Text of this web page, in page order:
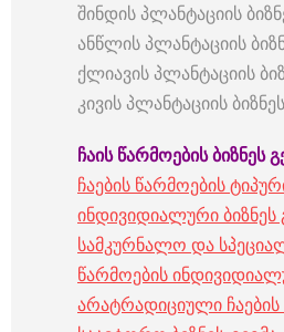
შინდის პლანტაციის
ანწლის პლანტაციის
ქლიავის პლანტაციის
კივის პლანტაციის
ჩაის წარმოებისბიზნეს
ჩაების წარმოების
ინდივიდიალური ბიზნეს
სამკურნალო და
წარმოების
არატრადიციული ჩაების